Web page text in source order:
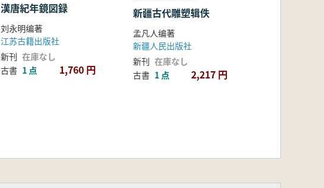
漢唐紀年鏡図録
刘永明编著
江苏古籍出版社
新刊 在庫なし
古書 1 点 1,760 円
新疆古代雕塑辑佚
孟凡人编著
新疆人民出版社
新刊 在庫なし
古書 1 点 2,217 円